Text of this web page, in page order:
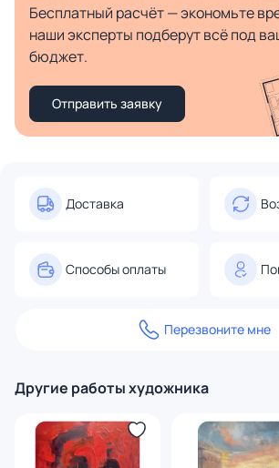
Бесплатный расчёт — экономьте
наши эксперты подберут всё под
бюджет.
Отправить заявку
Доставка
Способы оплаты
Перезвоните мне
Другие работы художника